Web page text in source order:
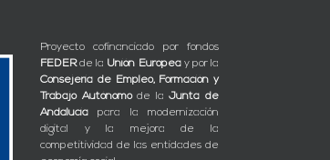
Proyecto cofinanciado por fondos
FEDERde la Unión Europeay por la
Consejería de Empleo, Formación y
Trabajo Autónomode laJunta de
Andalucía para la modernización
digital y la mejora de la
competitividad de las entidades de